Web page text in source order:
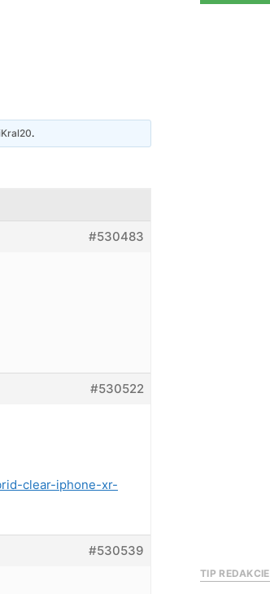
.
#530483
#530522
clear-iphone-xr-
#530539
TIP REDAKCIE